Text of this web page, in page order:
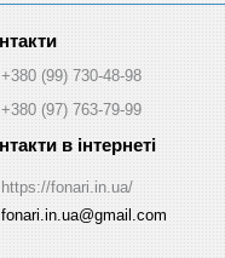
+380 (99) 730-48-98
+380 (97) 763-79-99
https://fonari.in.ua/
fonari.in.ua@gmail.com